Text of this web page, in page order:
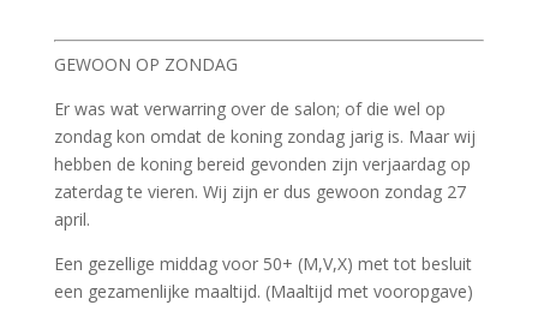
GEWOON OP ZONDAG
Er was wat verwarring over de salon; of die wel op
zondag kon omdat de koning zondag jarig is. Maar wij
hebben de koning bereid gevonden zijn verjaardag op
zaterdag te vieren. Wij zijn er dus gewoon zondag 27
april.
Een gezellige middag voor 50+ (M,V,X) met tot besluit
een gezamenlijke maaltijd. (Maaltijd met vooropgave)